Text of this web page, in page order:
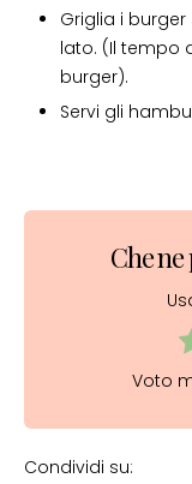
Griglia i
lato. (Il tempo
burger).
Servi gli
Che
Voto
Condividi su: